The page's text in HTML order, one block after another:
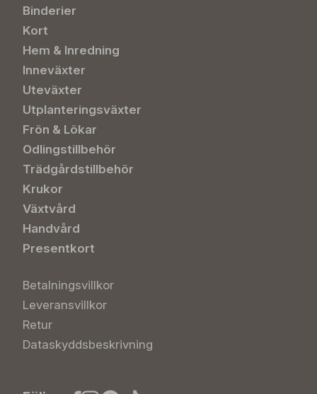
Binderier
Kort
Hem & Inredning
Inneväxter
Uteväxter
Utplanteringsväxter
Frön & Lökar
Odlingstillbehör
Trädgårdstillbehör
Krukor
Växtvård
Handvård
Presentkort
Betalningsvillkor
Leveransvillkor
Retur
Dataskyddsbeskrivning